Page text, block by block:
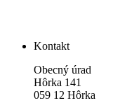
Kontakt
Obecný úrad
Hôrka 141
059 12 Hôrka